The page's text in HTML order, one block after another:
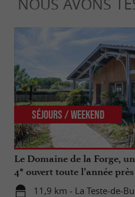
Le Domaine de la Forge,
4* ouvert toute l’année
d’Arcachon
11,9 km - La Teste-de-
Séjours / Weekend